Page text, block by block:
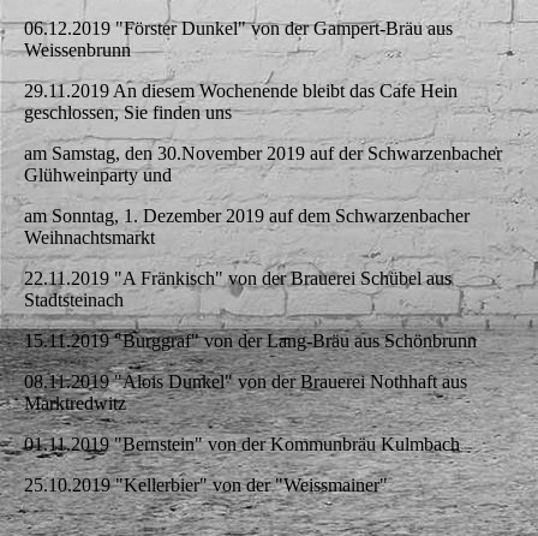
06.12.2019 "Förster Dunkel" von der Gampert-Bräu aus
Weissenbrunn
29.11.2019 An diesem Wochenende bleibt das Cafe Hein
geschlossen, Sie finden uns
am Samstag, den 30.November 2019 auf der Schwarzenbacher
Glühweinparty und
am Sonntag, 1. Dezember 2019 auf dem Schwarzenbacher
Weihnachtsmarkt
22.11.2019 "A Fränkisch" von der Brauerei Schübel aus
Stadtsteinach
15.11.2019 "Burggraf" von der Lang-Bräu aus Schönbrunn
08.11.2019 "Alois Dunkel" von der Brauerei Nothhaft aus
Marktredwitz
01.11.2019 "Bernstein" von der Kommunbräu Kulmbach
25.10.2019 "Kellerbier" von der "Weissmainer"